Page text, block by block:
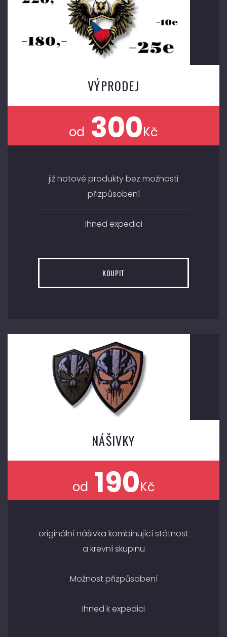
VÝPRODEJ
od 300Kč
již hotové produkty bez možnosti
přizpůsobení
ihned expedici
KOUPIT
NÁŠIVKY
od 190Kč
originální nášivka kombinující státnost
a krevní skupinu
Možnost přizpůsobení
Ihned k expedici